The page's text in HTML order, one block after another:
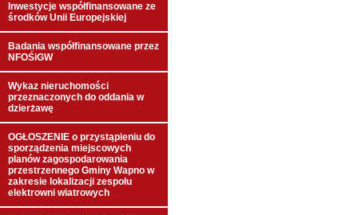
Inwestycje współfinansowane ze
środków Unii Europejskiej
Badania współfinansowane przez
NFOŚiGW
Wykaz nieruchomości
przeznaczonych do oddania w
dzierżawę
OGŁOSZENIE o przystąpieniu do
sporządzenia miejscowych
planów zagospodarowania
przestrzennego Gminy Wapno w
zakresie lokalizacji zespołu
elektrowni wiatrowych